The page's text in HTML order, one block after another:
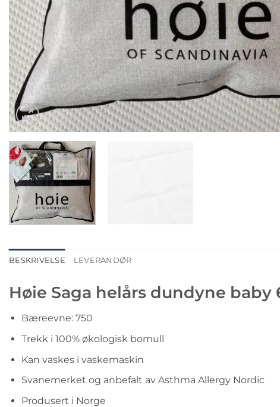
BESKRIVELSE LEVERANDØR
Høie Saga helårs dundyne baby
Bæreevne: 750
Trekk i 100% økologisk bomull
Kan vaskes i vaskemaskin
Svanemerket og anbefalt av Asthma Allergy Nordic
Produsert i Norge